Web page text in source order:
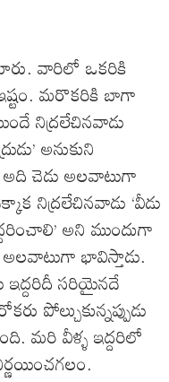
వారిలో ఒకరికి
మరొకరికి బాగా
నిద్రలేచినవాడు
అనుకుని
చెడు అలవాటుగా
నిద్రలేచినవాడు ‘వీడు
అని ముందుగా
భావిస్తాడు.
ఇద్దరిదీ సరియైనదే
పోల్చుకున్నప్పుడు
మరి వీళ్ళ ఇద్దరిలో